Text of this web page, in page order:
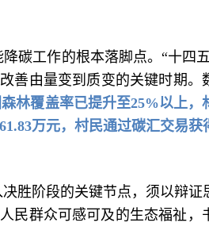
碳工作的根本落脚点。“十四
善由量变到质变的关键时期。
森林覆盖率已提升至25%以上，
万元，村民通过碳汇交易获
胜阶段的关键节点，须以辩证
民群众可感可及的生态福祉，